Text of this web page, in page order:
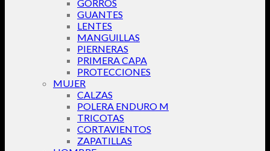
GORROS
GUANTES
LENTES
MANGUILLAS
PIERNERAS
PRIMERA CAPA
PROTECCIONES
MUJER
CALZAS
POLERA ENDURO M
TRICOTAS
CORTAVIENTOS
ZAPATILLAS